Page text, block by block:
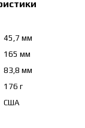
45,7 мм
165 мм
83,8 мм
176 г
США